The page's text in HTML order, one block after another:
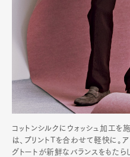
コットンシルクにウォッシュ加工を
は、プリントTを合わせて軽快に。
グトートが新鮮なバランスをもたら